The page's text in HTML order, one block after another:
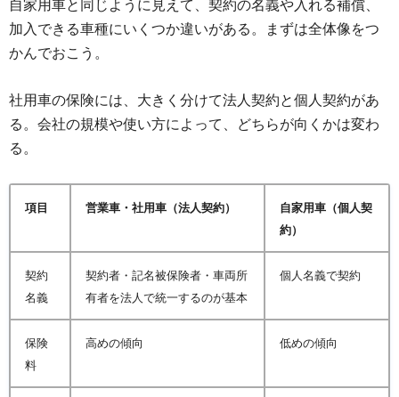
自家用車と同じように見えて、契約の名義や入れる補償、
加入できる車種にいくつか違いがある。まずは全体像をつ
かんでおこう。
社用車の保険には、大きく分けて法人契約と個人契約があ
る。会社の規模や使い方によって、どちらが向くかは変わ
る。
項目 営業車・社用車（法人契約）
自家用車（個人契
約）
契約
名義
契約者・記名被保険者・車両所
有者を法人で統一するのが基本
個人名義で契約
保険
料
高めの傾向 低めの傾向